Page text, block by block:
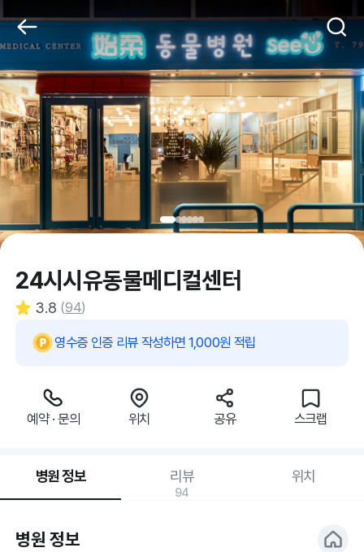
24시시유동물메디컬센터
3.8 (94)
영수증 인증 리뷰 작성하면 1,000원 적립
예약 · 문의 위치 공유 스크랩
병원 정보 리뷰
94
위치
병원 정보